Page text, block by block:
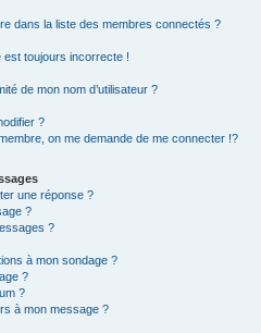
dans la liste des membres connectés ?
est toujours incorrecte !
de mon nom d’utilisateur ?
?
on me demande de me connecter !?
une réponse ?
?
?
à mon sondage ?
?
?
à mon message ?